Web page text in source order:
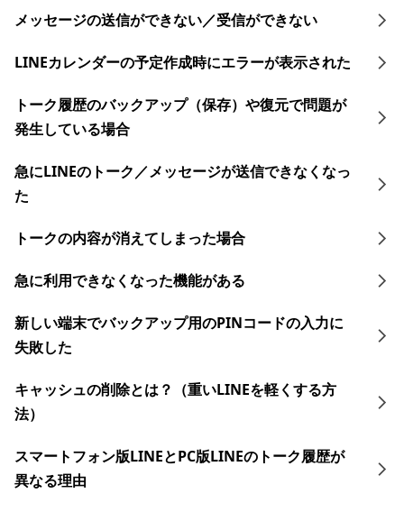
メッセージの送信ができない／受信ができない
LINEカレンダーの予定作成時にエラーが表示された
トーク履歴のバックアップ（保存）や復元で問題が
発生している場合
急にLINEのトーク／メッセージが送信できなくなっ
た
トークの内容が消えてしまった場合
急に利用できなくなった機能がある
新しい端末でバックアップ用のPINコードの入力に
失敗した
キャッシュの削除とは？（重いLINEを軽くする方
法）
スマートフォン版LINEとPC版LINEのトーク履歴が
異なる理由